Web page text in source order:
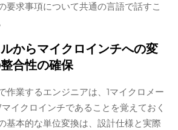
要求事項について共通の言語で話すこ
からマイクロインチへの変
合性の確保
作業するエンジニアは、1マイクロメー
イクロインチであることを覚えておく
基本的な単位変換は、設計仕様と実際